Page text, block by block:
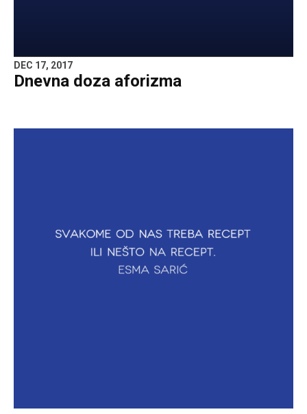
DEC 17, 2017
Dnevna doza aforizma